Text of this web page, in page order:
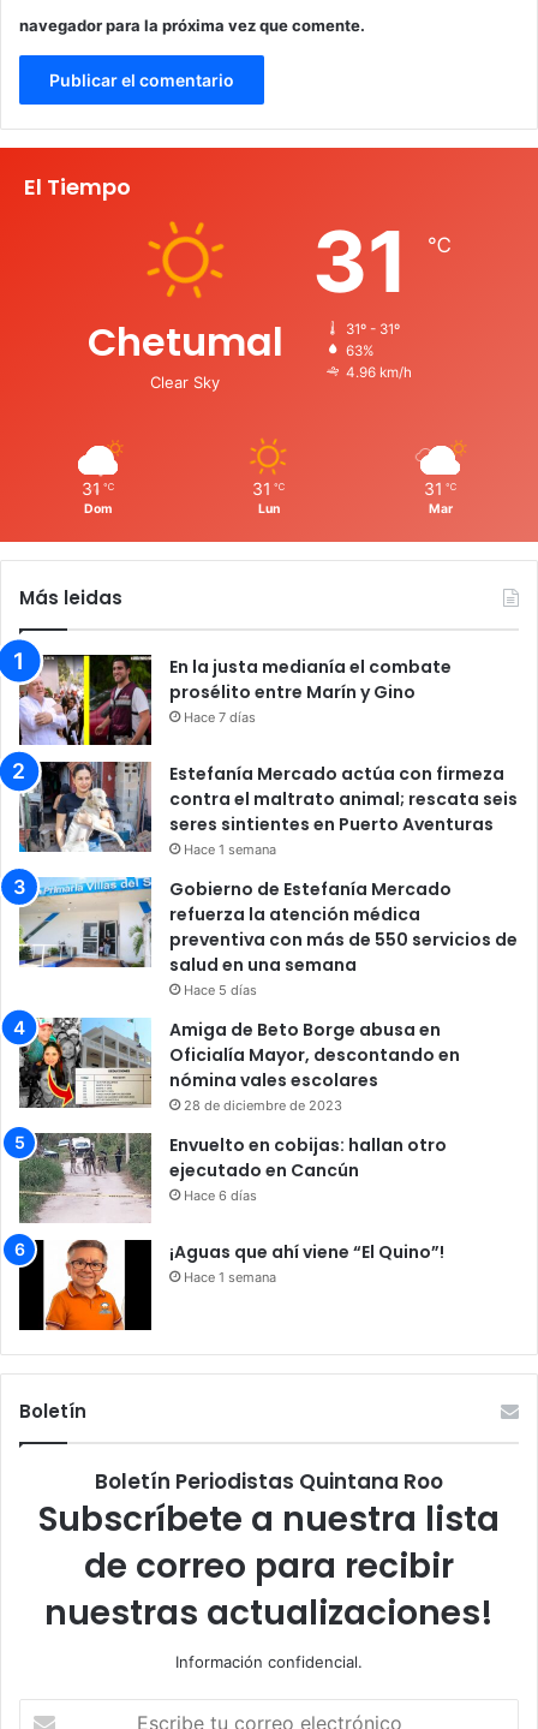
navegador para la próxima vez que comente.
El Tiempo
Chetumal
Clear Sky
31 ℃
31º - 31º
63%
4.96 km/h
31 ℃
Dom
31 ℃
Lun
31 ℃
Mar
Más leidas
En la justa medianía el combate
prosélito entre Marín y Gino
Hace 7 días
Estefanía Mercado actúa con firmeza
contra el maltrato animal; rescata seis
seres sintientes en Puerto Aventuras
Hace 1 semana
Gobierno de Estefanía Mercado
refuerza la atención médica
preventiva con más de 550 servicios de
salud en una semana
Hace 5 días
Amiga de Beto Borge abusa en
Oficialía Mayor, descontando en
nómina vales escolares
28 de diciembre de 2023
Envuelto en cobijas: hallan otro
ejecutado en Cancún
Hace 6 días
¡Aguas que ahí viene “El Quino”!
Hace 1 semana
Boletín
Boletín Periodistas Quintana Roo
Subscríbete a nuestra lista
de correo para recibir
nuestras actualizaciones!
Información confidencial.